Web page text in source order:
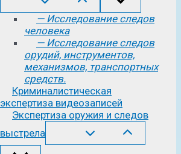
— Исследование следов
человека
— Исследование следов
орудий, инструментов,
механизмов, транспортных
средств.
Криминалистическая
экспертиза видеозаписей
Экспертиза оружия и следов
выстрела